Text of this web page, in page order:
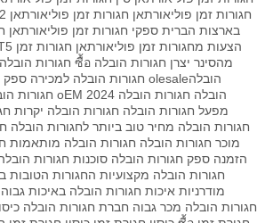
חגורות זמן פוליאורתאן חגורות זמן פוליאורתאן GT2
בארצות הברית ספקי חגורות זמן פוליאורתאן
הצעות מחגורות זמן פוליאורתאן חגורות זמן T5 פוליאורתאן
מהסינר יצרן חגורות הובלה ซื้อ חגורות הובלה
הובלהolesale
חגורות הובלה למכירה ספק
הובלה חגורות הובלה 2024 oEM חגורות הובלה
מפעל חגורות הובלה חגורות הובלה יקרות
חגורות הובלה מחיר טוב ביותר לחגורות הובלה
מוכר חגורות הובלה חגורות הובלה מותאמות
הזמנה ספק חגורות הובלה סוכנות חגורות
חגורות הובלה מקצועיות החגורות הטובות
מודרניות איכות חגורות הובלה באיכות
חגורות הובלה מכר גבוה חברת חגורות הובלה